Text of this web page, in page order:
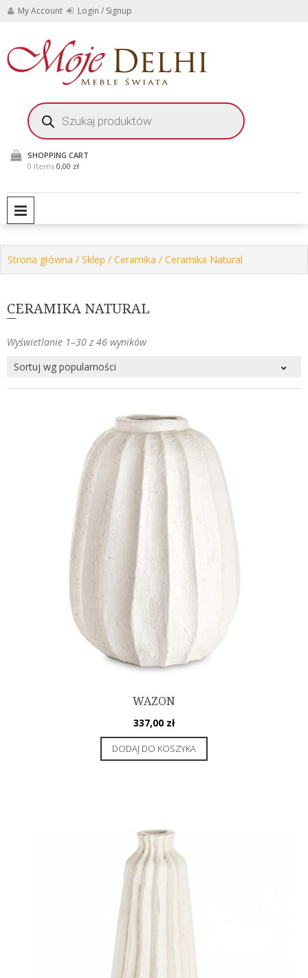
SkipMy Account Login / Signup
Delhi
Meble
Świata
Wyszukiwarka
produktów
SHOPPING CART
0 Items 0,00 zł
Strona główna / Sklep / Ceramika / Ceramika Natural
CERAMIKA NATURAL
Wyświetlanie 1–30 z 46 wynikówPosortowane
WAZON
337,00 zł
DODAJ DO KOSZYKA